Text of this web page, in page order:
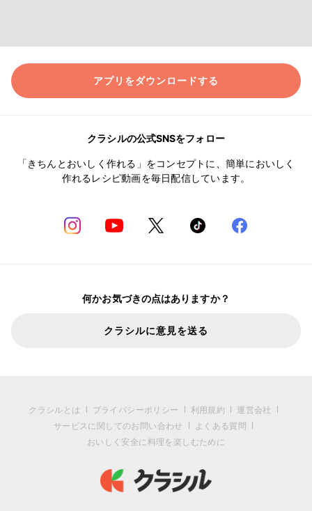
アプリをダウンロードする
クラシルの公式SNSをフォロー
「きちんとおいしく作れる」をコンセプトに、簡単においしく
作れるレシピ動画を毎日配信しています。
何かお気づきの点はありますか？
クラシルに意見を送る
クラシルとは プライバシーポリシー 利用規約
運営会社
サービスに関してのお問い合わせ
よくある質問
おいしく安全に料理を楽しむために